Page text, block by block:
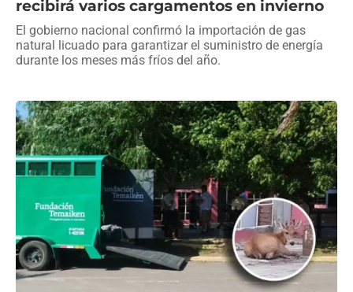
recibirá varios cargamentos en invierno
El gobierno nacional confirmó la importación de gas
natural licuado para garantizar el suministro de energía
durante los meses más fríos del año.